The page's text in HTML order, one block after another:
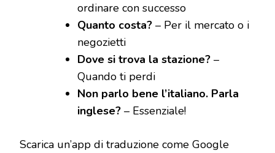
ordinare con successo
Quanto costa? – Per il mercato o i
negozietti
Dove si trova la stazione? –
Quando ti perdi
Non parlo bene l’italiano. Parla
inglese? – Essenziale!
Scarica un’app di traduzione come Google